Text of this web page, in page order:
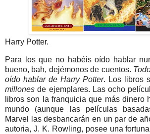
Harry Potter.
Para los que no habéis oído hablar
bueno, bah, dejémonos de cuentos.
oído hablar de Harry Potter. Los libros
millones de ejemplares. Las ocho
libros son la franquicia que más dinero
mundo (aunque las películas
Marvel las desbancarán en un par de
autoria, J. K. Rowling, posee una